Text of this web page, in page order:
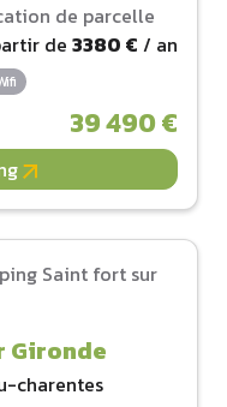
de parcelle
de 3380 € / an
39 490 €
Gironde
charentes